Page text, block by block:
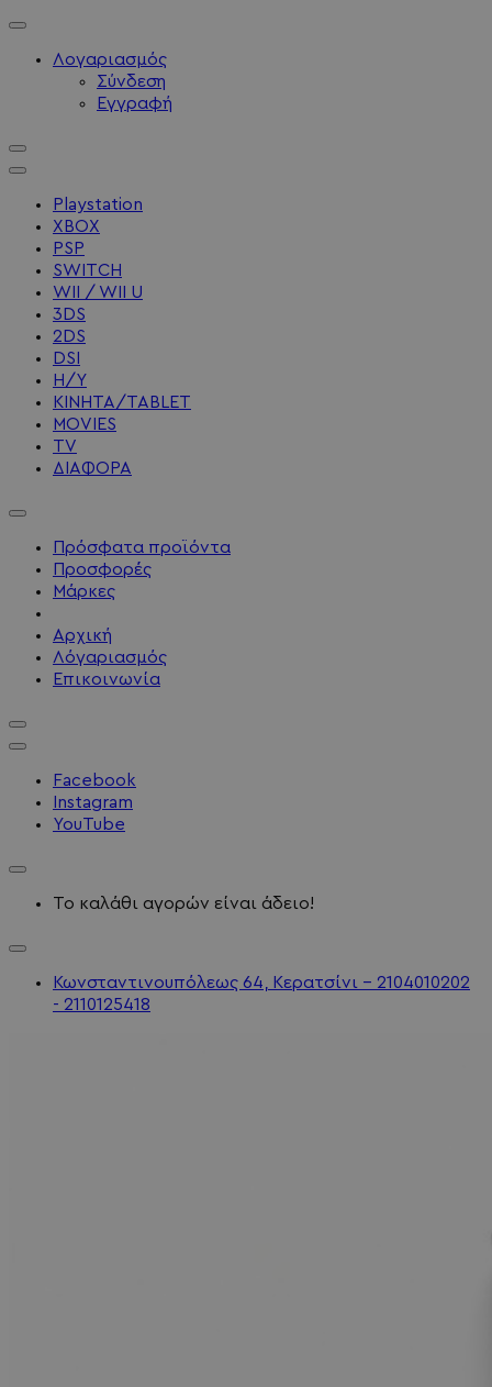
Λογαριασμός
Σύνδεση
Εγγραφή
Playstation
XBOX
PSP
SWITCH
WII / WII U
3DS
2DS
DSI
Η/Υ
ΚΙΝΗΤΑ/TABLET
MOVIES
TV
ΔΙΑΦΟΡΑ
Πρόσφατα προϊόντα
Προσφορές
Μάρκες
Αρχική
Λόγαριασμός
Επικοινωνία
Facebook
Instagram
YouTube
Το καλάθι αγορών είναι άδειο!
Κωνσταντινουπόλεως 64, Κερατσίνι - 2104010202
- 2110125418